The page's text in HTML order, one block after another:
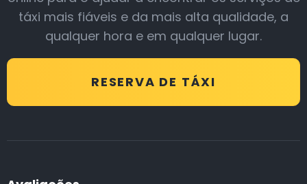
táxi mais fiáveis e da mais alta qualidade, a
qualquer hora e em qualquer lugar.
RESERVA DE TÁXI